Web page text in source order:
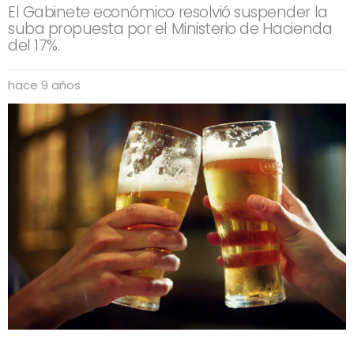
El Gabinete económico resolvió suspender la
suba propuesta por el Ministerio de Hacienda
del 17%.
hace 9 años